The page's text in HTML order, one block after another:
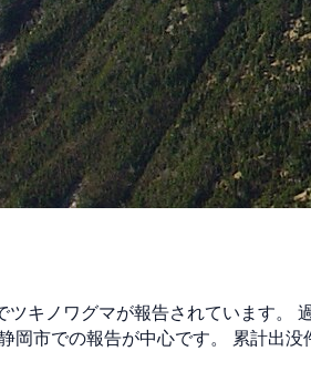
キノワグマが報告されています。
岡市での報告が中心です。 累計出没